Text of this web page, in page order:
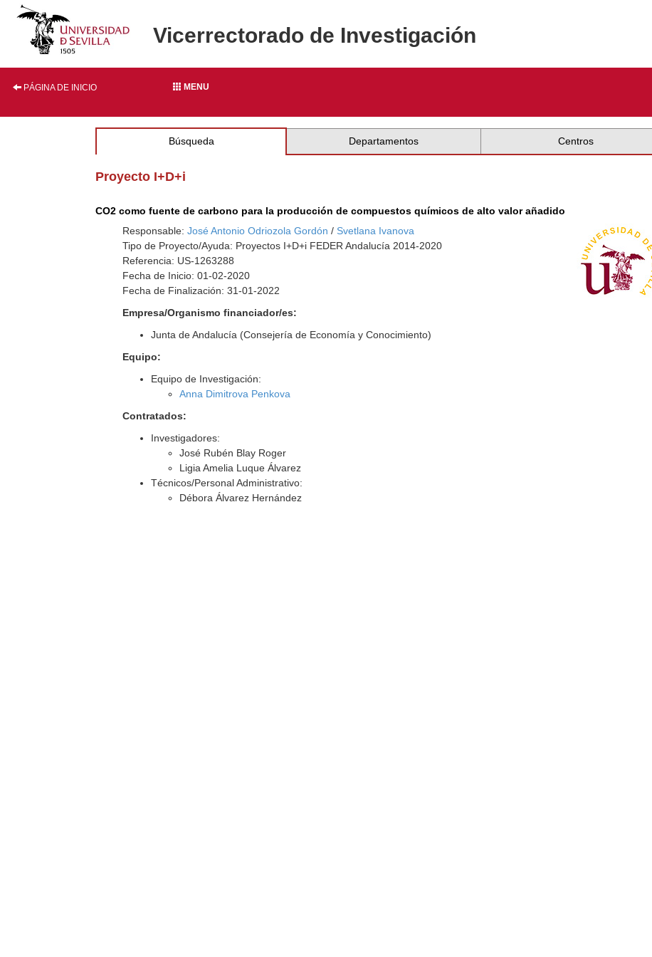
Vicerrectorado de Investigación
PÁGINA DE INICIO MENU
Búsqueda Departamentos Centros
Proyecto I+D+i
CO2 como fuente de carbono para la producción de compuestos químicos de alto valor añadido
Responsable:José Antonio Odriozola Gordón / Svetlana Ivanova
Tipo de Proyecto/Ayuda: Proyectos I+D+i FEDER Andalucía 2014-2020
Referencia: US-1263288
Fecha de Inicio: 01-02-2020
Fecha de Finalización: 31-01-2022
Empresa/Organismo financiador/es:
Junta de Andalucía (Consejería de Economía y Conocimiento)
Equipo:
Equipo de Investigación:
Anna Dimitrova Penkova
Contratados:
Investigadores:
José Rubén Blay Roger
Ligia Amelia Luque Álvarez
Técnicos/Personal Administrativo:
Débora Álvarez Hernández